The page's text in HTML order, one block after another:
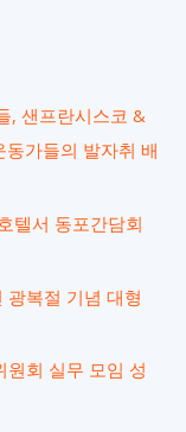
, 샌프란시스코 &
가들의 발자취 배
텔서 동포간담회
광복절 기념 대형
원회 실무 모임 성